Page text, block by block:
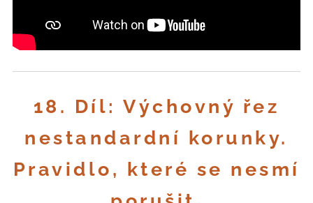
18. Díl: Výchovný řez
nestandardní korunky.
Pravidlo, které se nesmí